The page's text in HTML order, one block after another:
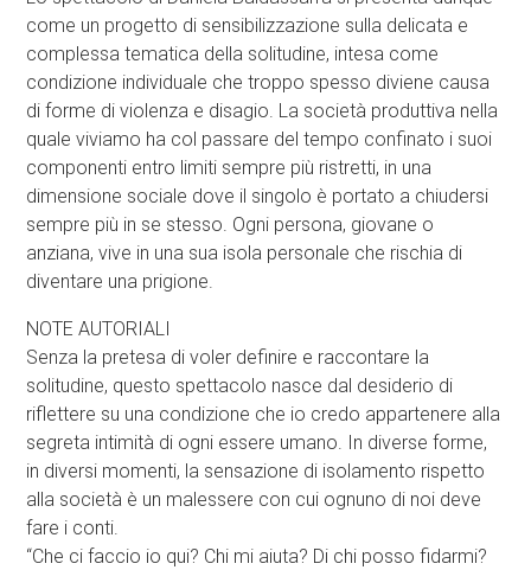
come un progetto di sensibilizzazione sulla delicata e
complessa tematica della solitudine, intesa come
condizione individuale che troppo spesso diviene causa
di forme di violenza e disagio. La società produttiva nella
quale viviamo ha col passare del tempo confinato i suoi
componenti entro limiti sempre più ristretti, in una
dimensione sociale dove il singolo è portato a chiudersi
sempre più in se stesso. Ogni persona, giovane o
anziana, vive in una sua isola personale che rischia di
diventare una prigione.
NOTE AUTORIALI
Senza la pretesa di voler definire e raccontare la
solitudine, questo spettacolo nasce dal desiderio di
riflettere su una condizione che io credo appartenere alla
segreta intimità di ogni essere umano. In diverse forme,
in diversi momenti, la sensazione di isolamento rispetto
alla società è un malessere con cui ognuno di noi deve
fare i conti.
“Che ci faccio io qui? Chi mi aiuta? Di chi posso fidarmi?